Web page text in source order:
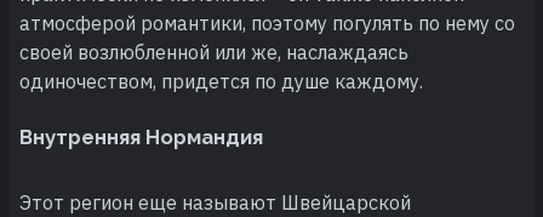
атмосферой романтики, поэтому погулять по нему со
своей возлюбленной или же, наслаждаясь
одиночеством, придется по душе каждому.
Внутренняя Нормандия
Этот регион еще называют Швейцарской